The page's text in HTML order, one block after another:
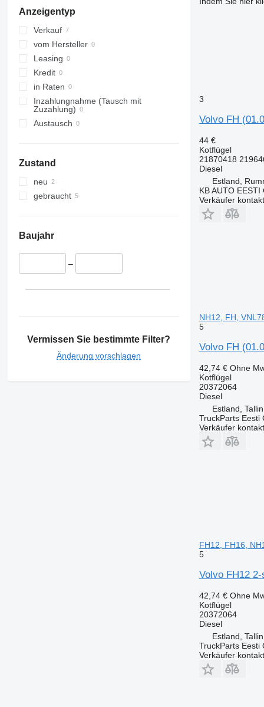
Anzeigentyp
Verkauf
vom Hersteller
Leasing
Kredit
in Raten
Inzahlungnahme (Tausch mit
Zuzahlung)
Austausch
Zustand
neu
gebraucht
Baujahr
–
Vermissen Sie bestimmte Filter?
Änderung vorschlagen
3
Volvo FH
44 €
Kotflügel
21870418
Diesel
Estland,
KB AUTO EESTI
Verkäufer
NH12, FH,
5
Volvo FH
42,74 € Ohne
Kotflügel
20372064
Diesel
Estland,
TruckParts Eesti
Verkäufer
FH12, FH16,
5
Volvo FH12
42,74 € Ohne
Kotflügel
20372064
Diesel
Estland,
TruckParts Eesti
Verkäufer